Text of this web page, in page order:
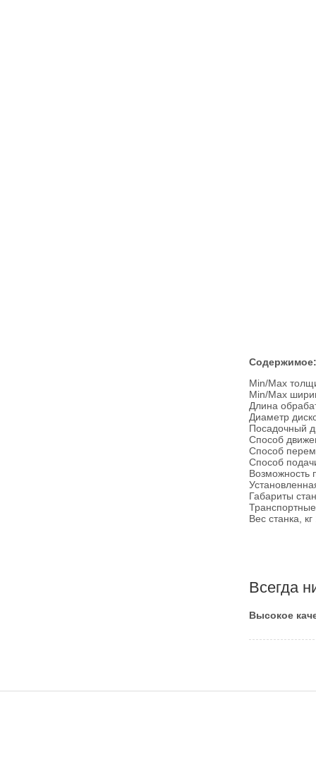
Содержимое:
Min/Max
Min/Max
Длина
Диаметр
Посадочный
Способ
Способ
Способ
Возможность
Габариты
Вес станка,
Всегда
Высокое